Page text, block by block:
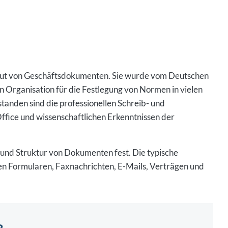
von Geschäftsdokumenten. Sie wurde vom Deutschen
für die Festlegung von Normen in vielen
sind die professionellen Schreib- und
und wissenschaftlichen Erkenntnissen der
Struktur von Dokumenten fest. Die typische
Formularen, Faxnachrichten, E-Mails, Verträgen und